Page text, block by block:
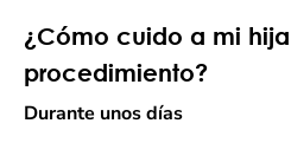
¿Cómo cuido a mi
procedimiento?
Durante unos días